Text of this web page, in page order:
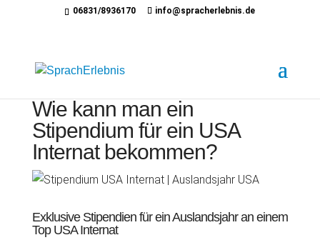
06831/8936170 info@spracherlebnis.de
Wie kann man ein
Stipendium für ein USA
Internat bekommen?
Exklusive Stipendien für ein Auslandsjahr an einem
Top USA Internat